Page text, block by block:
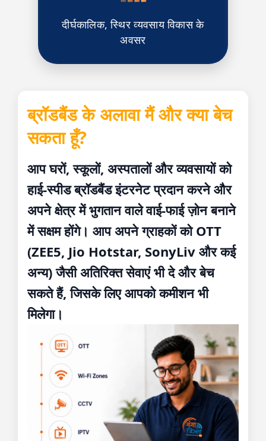
दीर्घकालिक, स्थिर व्यवसाय विकास के
अवसर
ब्रॉडबैंड के अलावा मैं और क्या बेच
सकता हूँ?
आप घरों, स्कूलों, अस्पतालों और व्यवसायों को
हाई-स्पीड ब्रॉडबैंड इंटरनेट प्रदान करने और
अपने क्षेत्र में भुगतान वाले वाई-फाई ज़ोन बनाने
में सक्षम होंगे। आप अपने ग्राहकों को OTT
(ZEE5, Jio Hotstar, SonyLiv और कई
अन्य) जैसी अतिरिक्त सेवाएं भी दे और बेच
सकते हैं, जिसके लिए आपको कमीशन भी
मिलेगा।